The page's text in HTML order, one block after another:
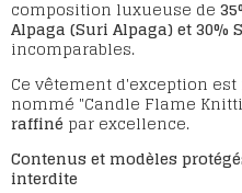
composition luxueuse de
Alpaga (Suri Alpaga) et 30%
incomparables.
Ce vêtement d'exception
nommé "Candle Flame
raffiné par excellence.
Contenus et modèles
interdite